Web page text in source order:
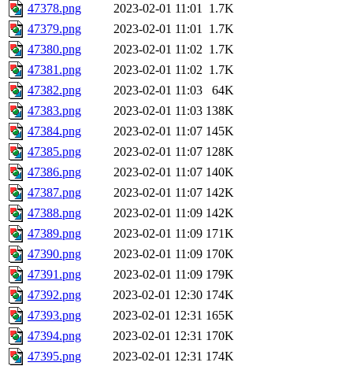
47378.png
2023-02-01 11:01 1.7K
47379.png
2023-02-01 11:01 1.7K
47380.png
2023-02-01 11:02 1.7K
47381.png
2023-02-01 11:02 1.7K
47382.png
2023-02-01 11:03
64K
47383.png
2023-02-01 11:03 138K
47384.png
2023-02-01 11:07 145K
47385.png
2023-02-01 11:07 128K
47386.png
2023-02-01 11:07 140K
47387.png
2023-02-01 11:07 142K
47388.png
2023-02-01 11:09 142K
47389.png
2023-02-01 11:09 171K
47390.png
2023-02-01 11:09 170K
47391.png
2023-02-01 11:09 179K
47392.png
2023-02-01 12:30 174K
47393.png
2023-02-01 12:31 165K
47394.png
2023-02-01 12:31 170K
47395.png
2023-02-01 12:31 174K